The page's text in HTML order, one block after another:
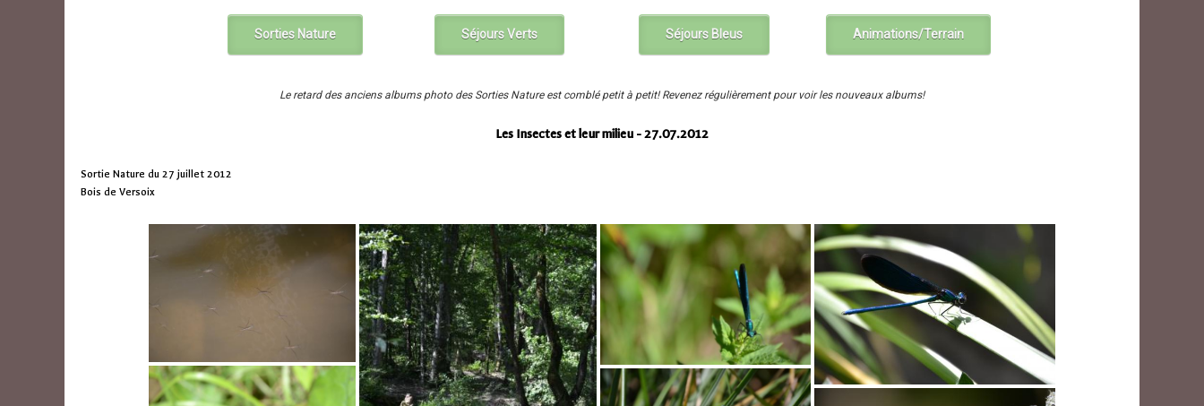
Sorties Nature Séjours Verts Séjours Bleus Animations/Terrain
Le retard des anciens albums photo des Sorties Nature est comblé petit à petit! Revenez régulièrement pour voir les nouveaux albums!
Les Insectes et leur milieu - 27.07.2012
Sortie Nature du 27 juillet 2012
Bois de Versoix